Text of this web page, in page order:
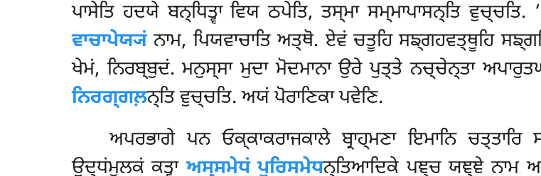
ਪਾਸੇਤਿ ਹਦਯੇ ਬਨ੍ਧਿਤ੍ਵਾ ਵਿਯ ਠਪੇਤਿ, ਤਸ੍ਮਾ ਸਮ੍ਮਾਪਾਸਨ੍ਤਿ ਵੁਚ੍ਚਤਿ.
ਵਾਚਾਪੇਯ੍ਯਂਨਾਮ, ਪਿਯਵਾਚਾਤਿ ਅਤ੍ਥੋ. ਏਵਂ ਚਤੂਹਿ ਸਙ੍ਗਹਵਤ੍ਥੂਹਿ
ਖੇਮਂ, ਨਿਰਬ੍ਬੁਦਂ. ਮਨੁਸ੍ਸਾ ਮੁਦਾ ਮੋਦਮਾਨਾ ਉਰੇ ਪੁਤ੍ਤੇ ਨਚ੍ਚੇਨ੍ਤਾ
ਨਿਰਗ੍ਗਲ਼ਨ੍ਤਿ ਵੁਚ੍ਚਤਿ. ਅਯਂ ਪੋਰਾਣਿਕਾ ਪਵੇਣਿ.
ਅਪਰਭਾਗੇ ਪਨ ਓਕ੍ਕਾਕਰਾਜਕਾਲੇ ਬ੍ਰਾਹ੍ਮਣਾ ਇਮਾਨਿ ਚਤ੍ਤਾਰਿ
ਉਦ੍ਧਂਮੂਲਕਂ ਕਤ੍ਵਾਅਸ੍ਸਮੇਧਂ ਪੁਰਿਸਮੇਧਨ੍ਤਿਆਦਿਕੇ ਪਞ੍ਚ ਯਞ੍ਞੇ ਨਾਮ